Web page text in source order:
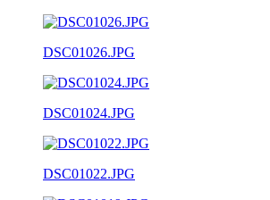
DSC01026.JPG
DSC01024.JPG
DSC01022.JPG